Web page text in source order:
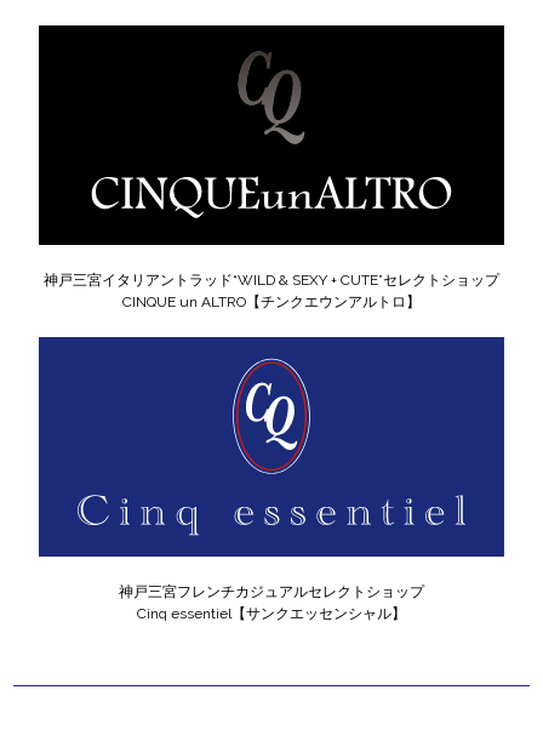
神戸三宮イタリアントラッド“WILD & SEXY + CUTE”セレクトショップ
CINQUE un ALTRO【チンクエウンアルトロ】
神戸三宮フレンチカジュアルセレクトショップ
Cinq essentiel【サンクエッセンシャル】